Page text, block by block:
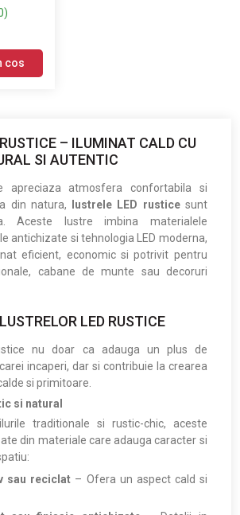
cos
– ILUMINAT CALD CU
SI AUTENTIC
apreciaza atmosfera confortabila si
din natura,
lustrele LED rusticesunt
Aceste lustre imbina materialele
antichizate si tehnologia LED moderna,
eficient, economic si potrivit pentru
cabane de munte sau decoruri
LED RUSTICE
nu doar ca adauga un plus de
incaperi, dar si contribuie la crearea
si primitoare.
si natural
traditionale si rustic-chic, aceste
din materiale care adauga caracter si
sau reciclat – Ofera un aspect cald si